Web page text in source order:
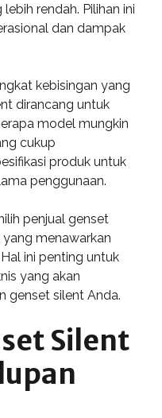
rendah. Pilihan ini
dan dampak
kebisingan yang
dirancang untuk
model mungkin
cukup
produk untuk
penggunaan.
penjual genset
menawarkan
ini penting untuk
yang akan
genset silent Anda.
Silent